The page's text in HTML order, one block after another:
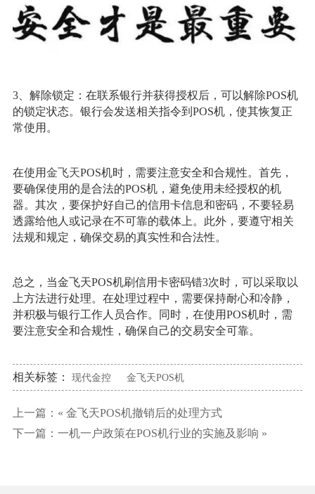
3、解除锁定：在联系银行并获得授权后，可以解除POS机
的锁定状态。银行会发送相关指令到POS机，使其恢复正
常使用。
在使用金飞天POS机时，需要注意安全和合规性。首先，
要确保使用的是合法的POS机，避免使用未经授权的机
器。其次，要保护好自己的信用卡信息和密码，不要轻易
透露给他人或记录在不可靠的载体上。此外，要遵守相关
法规和规定，确保交易的真实性和合法性。
总之，当金飞天POS机刷信用卡密码错3次时，可以采取以
上方法进行处理。在处理过程中，需要保持耐心和冷静，
并积极与银行工作人员合作。同时，在使用POS机时，需
要注意安全和合规性，确保自己的交易安全可靠。
相关标签： 现代金控 金飞天POS机
上一篇：« 金飞天POS机撤销后的处理方式
下一篇： 一机一户政策在POS机行业的实施及影响 »